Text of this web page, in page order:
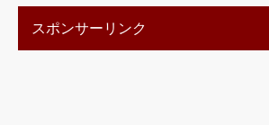
スポンサーリンク